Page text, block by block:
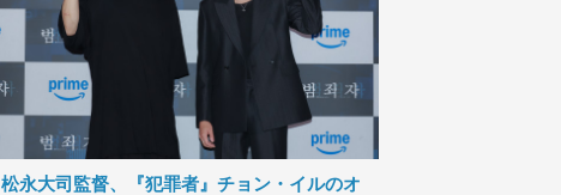
松永大司監督、『犯罪者』チョン・イルのオ